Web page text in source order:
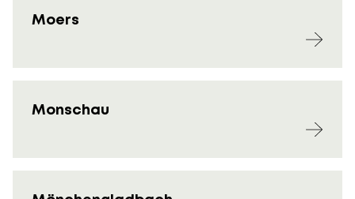
Moers
Monschau